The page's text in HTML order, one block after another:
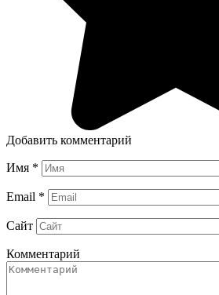
Добавить комментарий
Имя *
Email *
Сайт
Комментарий